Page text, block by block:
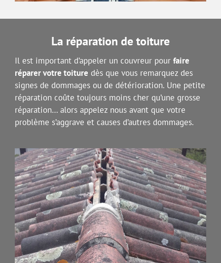
La réparation de toiture
Il est important d’appeler un couvreur pour faire
réparer votre toiture dès que vous remarquez des
signes de dommages ou de détérioration. Une petite
réparation coûte toujours moins cher qu’une grosse
réparation… alors appelez nous avant que votre
problème s’aggrave et causes d’autres dommages.